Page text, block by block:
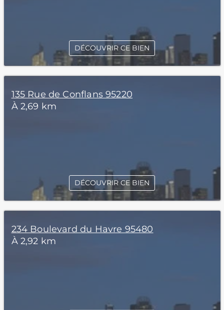
DÉCOUVRIR CE BIEN
135 Rue de Conflans 95220
À 2,69 km
DÉCOUVRIR CE BIEN
234 Boulevard du Havre 95480
À 2,92 km